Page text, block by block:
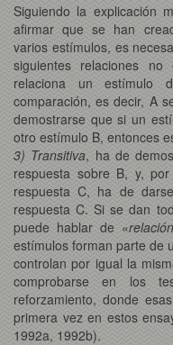
Siguiendo la explicación
afirmar que se han
varios estímulos, es
siguientes relaciones no
relaciona un estímulo
comparación, es decir, A
demostrarse que si un
otro estímulo B, entonces
3) Transitiva, ha de
respuesta sobre B, y,
respuesta C, ha de
respuesta C. Si se dan
puede hablar de «
estímulos forman parte de
controlan por igual la
comprobarse en los
reforzamiento, donde
primera vez en estos
1992a, 1992b).